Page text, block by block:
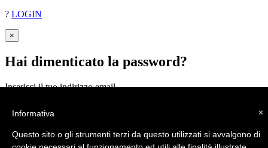
? LOGIN
×
Hai dimenticato la password?
Inserisci il tuo indirizzo email.
×
Informativa
Questo sito o gli strumenti terzi da questo utilizzati si avvalgono di